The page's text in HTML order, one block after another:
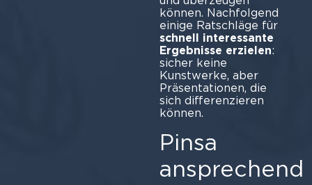
können. Nachfolgend
einige Ratschläge für
schnell interessante
Ergebnisse erzielen:
sicher keine
Kunstwerke, aber
Präsentationen, die
sich differenzieren
können.
Pinsa
ansprechend